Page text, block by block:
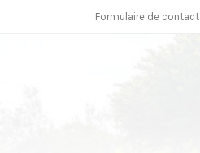
Formulaire de contact